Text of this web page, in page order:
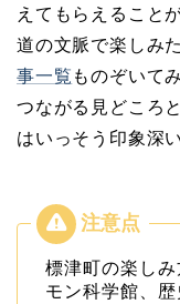
えてもらえること
道の文脈で楽しみ
事一覧 ものぞいて
つながる見どころ
はいっそう印象深
標津町の楽し
モン科学館、